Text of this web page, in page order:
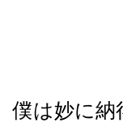
僕は妙に